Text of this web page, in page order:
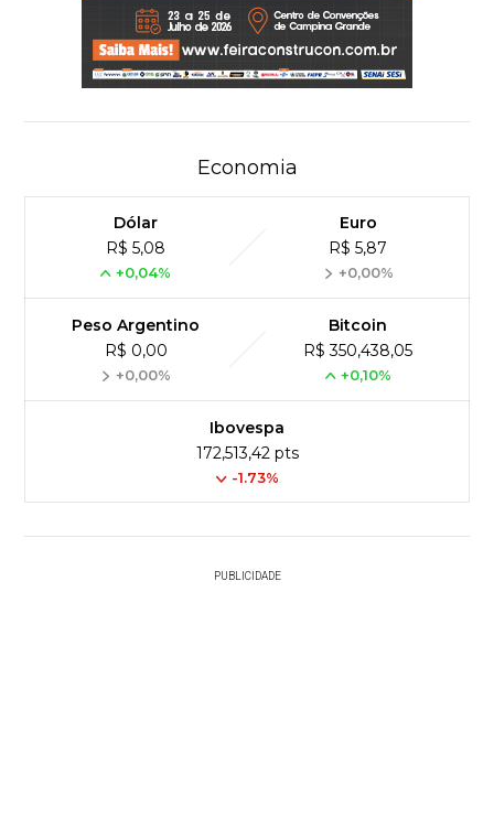
Economia
Dólar
R$ 5,08
+0,04%
Euro
R$ 5,87
+0,00%
Peso Argentino
R$ 0,00
+0,00%
Bitcoin
R$ 350,438,05
+0,10%
Ibovespa
172,513,42 pts
-1.73%
PUBLICIDADE